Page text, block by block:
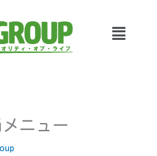
メ
ニ
ニュー